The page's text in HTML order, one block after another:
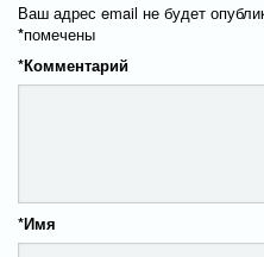
Ваш адрес email не будет
помечены
*
Комментарий
*
Имя
*